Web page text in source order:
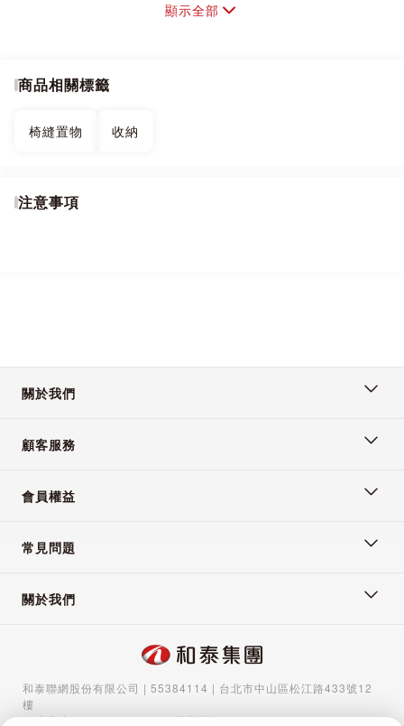
顯示全部
商品相關標籤
椅縫置物 收納
注意事項
關於我們
顧客服務
會員權益
常見問題
關於我們
和泰聯網股份有限公司 | 55384114 | 台北市中山區松江路433號12
樓
服務專線：02-5570-1788| 聯絡信箱：gocs@hotaigo.com.tw| 服